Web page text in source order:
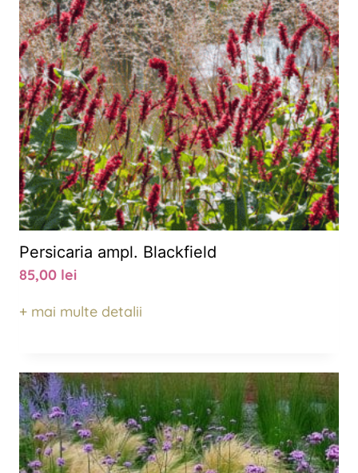
Persicaria ampl. Blackfield
85,00 lei
+ mai multe detalii